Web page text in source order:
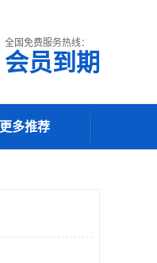
全国免费服务热线：
会员到期
更多推荐